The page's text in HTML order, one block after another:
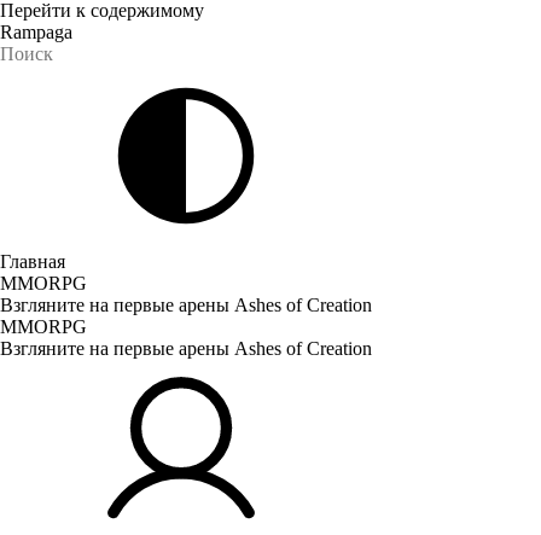
Перейти к содержимому
Rampaga
Главная
MMORPG
Взгляните на первые арены Ashes of Creation
MMORPG
Взгляните на первые арены Ashes of Creation